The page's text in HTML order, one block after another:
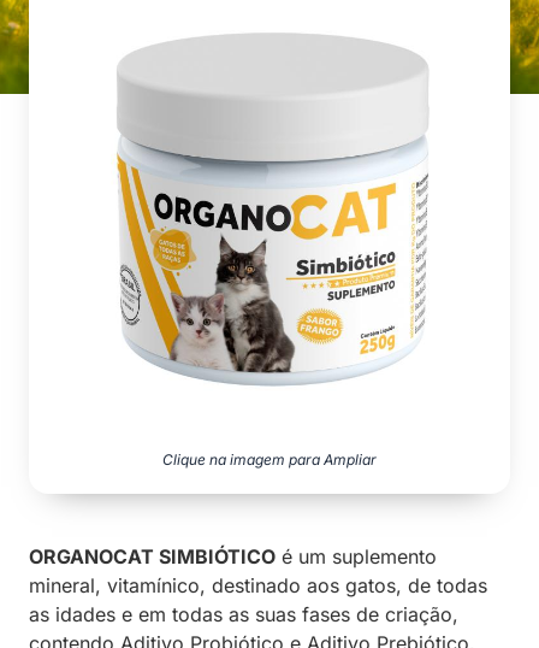
Clique na imagem para Ampliar
ORGANOCAT SIMBIÓTICO é um suplemento
mineral, vitamínico, destinado aos gatos, de todas
as idades e em todas as suas fases de criação,